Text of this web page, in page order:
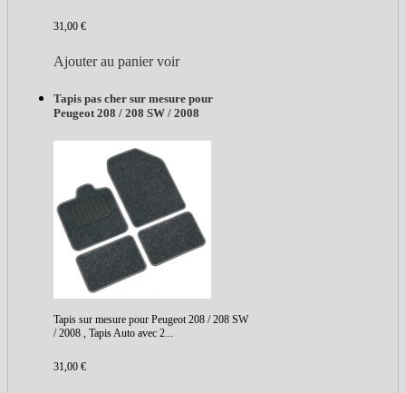
31,00 €
Ajouter au panier voir
Tapis pas cher sur mesure pour
Peugeot 208 / 208 SW / 2008
Tapis sur mesure pour Peugeot 208 / 208 SW
/ 2008 , Tapis Auto avec 2...
31,00 €